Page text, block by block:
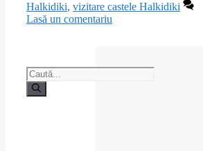
Halkidiki, vizitare castele Halkidiki
Lasă un comentariu
Caută
după: